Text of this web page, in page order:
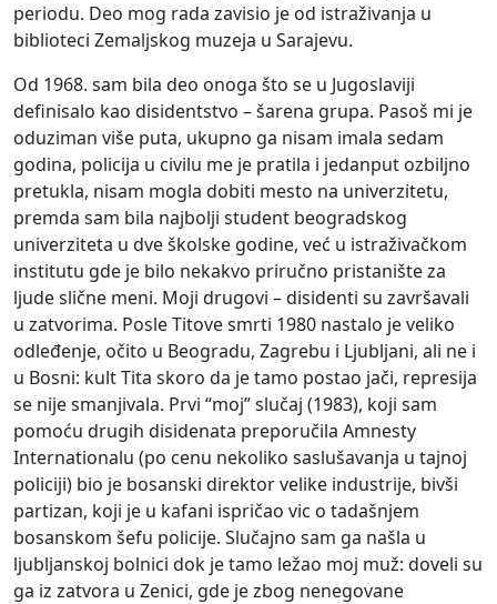
periodu. Deo mog rada zavisio je od istraživanja u
biblioteci Zemaljskog muzeja u Sarajevu.
Od 1968. sam bila deo onoga što se u Jugoslaviji
definisalo kao disidentstvo – šarena grupa. Pasoš mi je
oduziman više puta, ukupno ga nisam imala sedam
godina, policija u civilu me je pratila i jedanput ozbiljno
pretukla, nisam mogla dobiti mesto na univerzitetu,
premda sam bila najbolji student beogradskog
univerziteta u dve školske godine, već u istraživačkom
institutu gde je bilo nekakvo priručno pristanište za
ljude slične meni. Moji drugovi – disidenti su završavali
u zatvorima. Posle Titove smrti 1980 nastalo je veliko
odleđenje, očito u Beogradu, Zagrebu i Ljubljani, ali ne i
u Bosni: kult Tita skoro da je tamo postao jači, represija
se nije smanjivala. Prvi “moj” slučaj (1983), koji sam
pomoću drugih disidenata preporučila Amnesty
Internationalu (po cenu nekoliko saslušavanja u tajnoj
policiji) bio je bosanski direktor velike industrije, bivši
partizan, koji je u kafani ispričao vic o tadašnjem
bosanskom šefu policije. Slučajno sam ga našla u
ljubljanskoj bolnici dok je tamo ležao moj muž: doveli su
ga iz zatvora u Zenici, gde je zbog nenegovane